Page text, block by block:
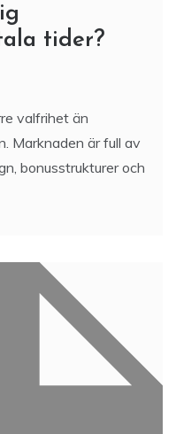
tider?
valfrihet än
Marknaden är full av
bonusstrukturer och